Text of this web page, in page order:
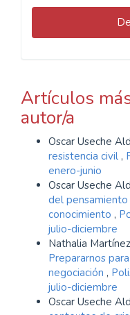
Artículos
autor/a
Oscar Useche
resistencia civil ,
enero-junio
Oscar Useche
del
conocimiento ,
julio-diciembre
Nathalia
Prepararnos
negociación ,
julio-diciembre
Oscar Useche